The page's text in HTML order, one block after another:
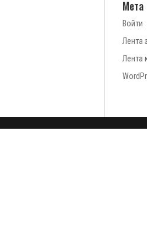
Мета
Войти
Лента
Лента